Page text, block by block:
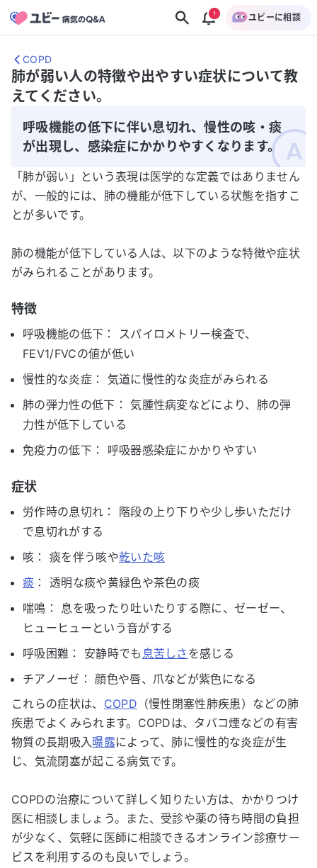
ユビーに相談
COPD
肺が弱い人の特徴や出やすい症状について教
えてください。
呼吸機能の低下に伴い息切れ、慢性の咳・痰
が出現し、感染症にかかりやすくなります。
「肺が弱い」という表現は医学的な定義ではありません
が、一般的には、肺の機能が低下している状態を指すこ
とが多いです。
肺の機能が低下している人は、以下のような特徴や症状
がみられることがあります。
特徴
呼吸機能の低下： スパイロメトリー検査で、
FEV1/FVCの値が低い
慢性的な炎症： 気道に慢性的な炎症がみられる
肺の弾力性の低下： 気腫性病変などにより、肺の弾
力性が低下している
免疫力の低下： 呼吸器感染症にかかりやすい
症状
労作時の息切れ： 階段の上り下りや少し歩いただけ
で息切れがする
咳： 痰を伴う咳や乾いた咳
痰 ： 透明な痰や黄緑色や茶色の痰
喘鳴： 息を吸ったり吐いたりする際に、ゼーゼー、
ヒューヒューという音がする
呼吸困難： 安静時でも 息苦しさ を感じる
チアノーゼ： 顔色や唇、爪などが紫色になる
これらの症状は、 COPD （慢性閉塞性肺疾患）などの肺
疾患でよくみられます。COPDは、タバコ煙などの有害
物質の長期吸入曝露によって、肺に慢性的な炎症が生
じ、気流閉塞が起こる病気です。
COPDの治療について詳しく知りたい方は、かかりつけ
医に相談しましょう。また、受診や薬の待ち時間の負担
が少なく、気軽に医師に相談できるオンライン診療サー
ビスを利用するのも良いでしょう。